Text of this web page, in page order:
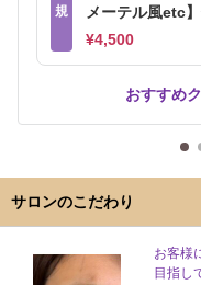
規
メーテル風etc
¥4,500
おすすめ
サロンのこだわり
お客様
目指し